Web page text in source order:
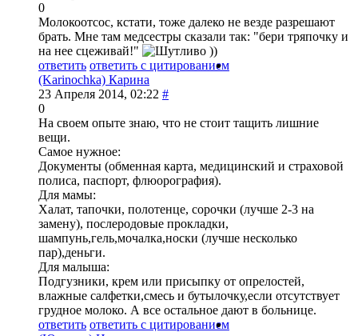
0
Молокоотсос, кстати, тоже далеко не везде разрешают
брать. Мне там медсестры сказали так: "бери тряпочку и
на нее сцеживай!"
))
ответить ответить с цитированием
(Karinochka) Карина
23 Апреля 2014, 02:22 #
0
На своем опыте знаю, что не стоит тащить лишние
вещи.
Самое нужное:
Документы (обменная карта, медицинский и страховой
полиса, паспорт, флюорография).
Для мамы:
Халат, тапочки, полотенце, сорочки (лучше 2-3 на
замену), послеродовые прокладки,
шампунь,гель,мочалка,носки (лучше несколько
пар),деньги.
Для малыша:
Подгузники, крем или присыпку от опрелостей,
влажные салфетки,смесь и бутылочку,если отсутствует
грудное молоко. А все остальное дают в больнице.
ответить ответить с цитированием